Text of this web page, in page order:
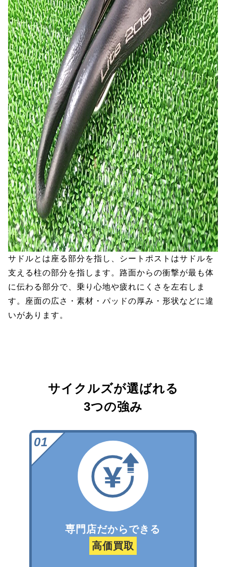
サドルとは座る部分を指し、シートポストはサドルを
支える柱の部分を指します。路面からの衝撃が最も体
に伝わる部分で、乗り心地や疲れにくさを左右しま
す。座面の広さ・素材・パッドの厚み・形状などに違
いがあります。
サイクルズが選ばれる
3つの強み
専門店だからできる
高価買取